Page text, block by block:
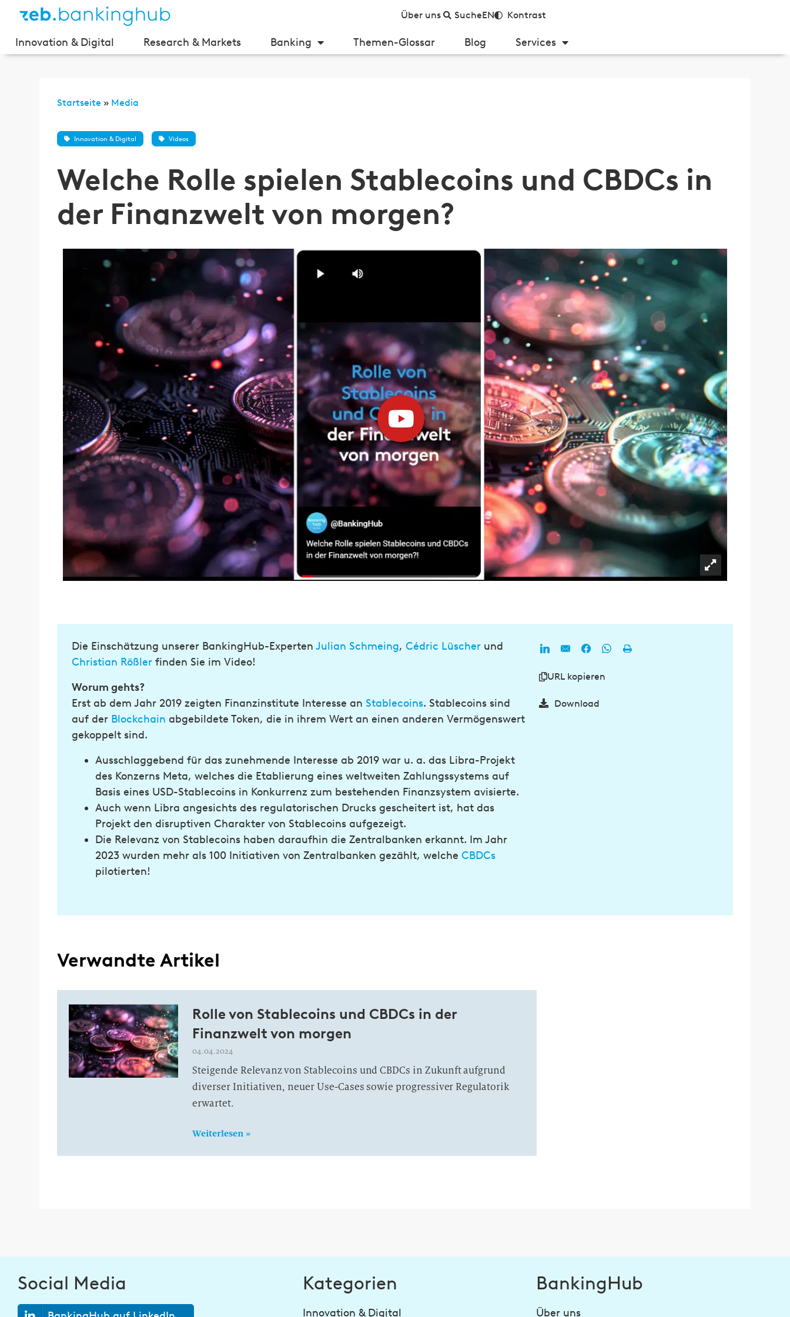
Über uns SucheEN Kontrast
Innovation & Digital Research & Markets Banking Themen-Glossar Blog Services
Startseite » Media
Innovation & Digital Videos
Welche Rolle spielen Stablecoins und CBDCs in
der Finanzwelt von morgen?
Die Einschätzung unserer BankingHub-ExpertenJulian Schmeing,Cédric Lüscher und
Christian Rößler finden Sie im Video!
Worum gehts?
Erst ab dem Jahr 2019 zeigten Finanzinstitute Interesse an Stablecoins. Stablecoins sind
auf der Blockchain abgebildete Token, die in ihrem Wert an einen anderen Vermögenswert
gekoppelt sind.
Ausschlaggebend für das zunehmende Interesse ab 2019 war u. a. das Libra-Projekt
des Konzerns Meta, welches die Etablierung eines weltweiten Zahlungssystems auf
Basis eines USD-Stablecoins in Konkurrenz zum bestehenden Finanzsystem avisierte.
Auch wenn Libra angesichts des regulatorischen Drucks gescheitert ist, hat das
Projekt den disruptiven Charakter von Stablecoins aufgezeigt.
Die Relevanz von Stablecoins haben daraufhin die Zentralbanken erkannt. Im Jahr
2023 wurden mehr als 100 Initiativen von Zentralbanken gezählt, welcheCBDCs
pilotierten!
URL kopieren
Download
Verwandte Artikel
Rolle von Stablecoins und CBDCs in der
Finanzwelt von morgen
04.04.2024
Steigende Relevanz von Stablecoins und CBDCs in Zukunft aufgrund
diverser Initiativen, neuer Use-Cases sowie progressiver Regulatorik
erwartet.
Weiterlesen »
Social Media Kategorien
Innovation & Digital
BankingHub
Über uns